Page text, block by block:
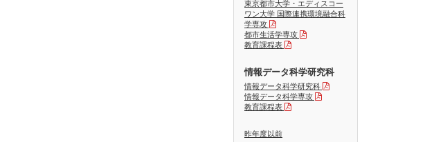
東京都市大学・エディスコー
ワン大学 国際連携環境融合科
学専攻
都市生活学専攻
教育課程表
情報データ科学研究科
情報データ科学研究科
情報データ科学専攻
教育課程表
昨年度以前